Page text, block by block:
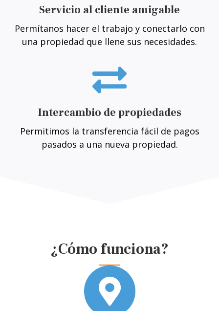
Servicio al cliente amigable
Permítanos hacer el trabajo y conectarlo con
una propiedad que llene sus necesidades.
Intercambio de propiedades
Permitimos la transferencia fácil de pagos
pasados a una nueva propiedad.
¿Cómo funciona?